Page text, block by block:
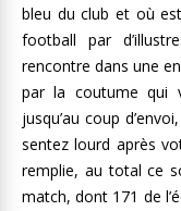
bleu du club et où
football par
rencontre dans une
par la coutume qui
jusqu’au coup
sentez lourd après
remplie, au total ce
match, dont 171 de